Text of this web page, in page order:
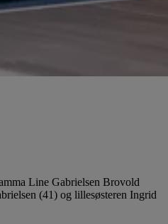
Line Gabrielsen Brovold
(41­­) og lillesøsteren Ingrid